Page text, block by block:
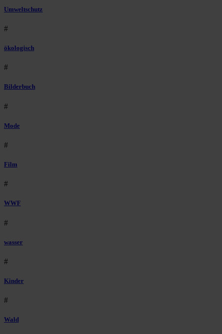
Umweltschutz
#
ökologisch
#
Bilderbuch
#
Mode
#
Film
#
WWF
#
wasser
#
Kinder
#
Wald